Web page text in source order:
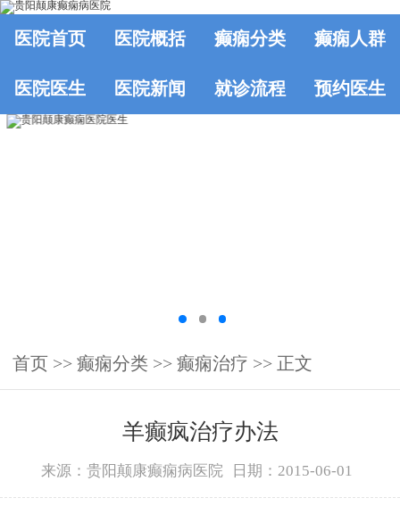
医院首页 医院概括 癫痫分类 癫痫人群
医院医生 医院新闻 就诊流程 预约医生
首页 >> 癫痫分类 >> 癫痫治疗 >> 正文
羊癫疯治疗办法
来源：贵阳颠康癫痫病医院 日期：2015-06-01